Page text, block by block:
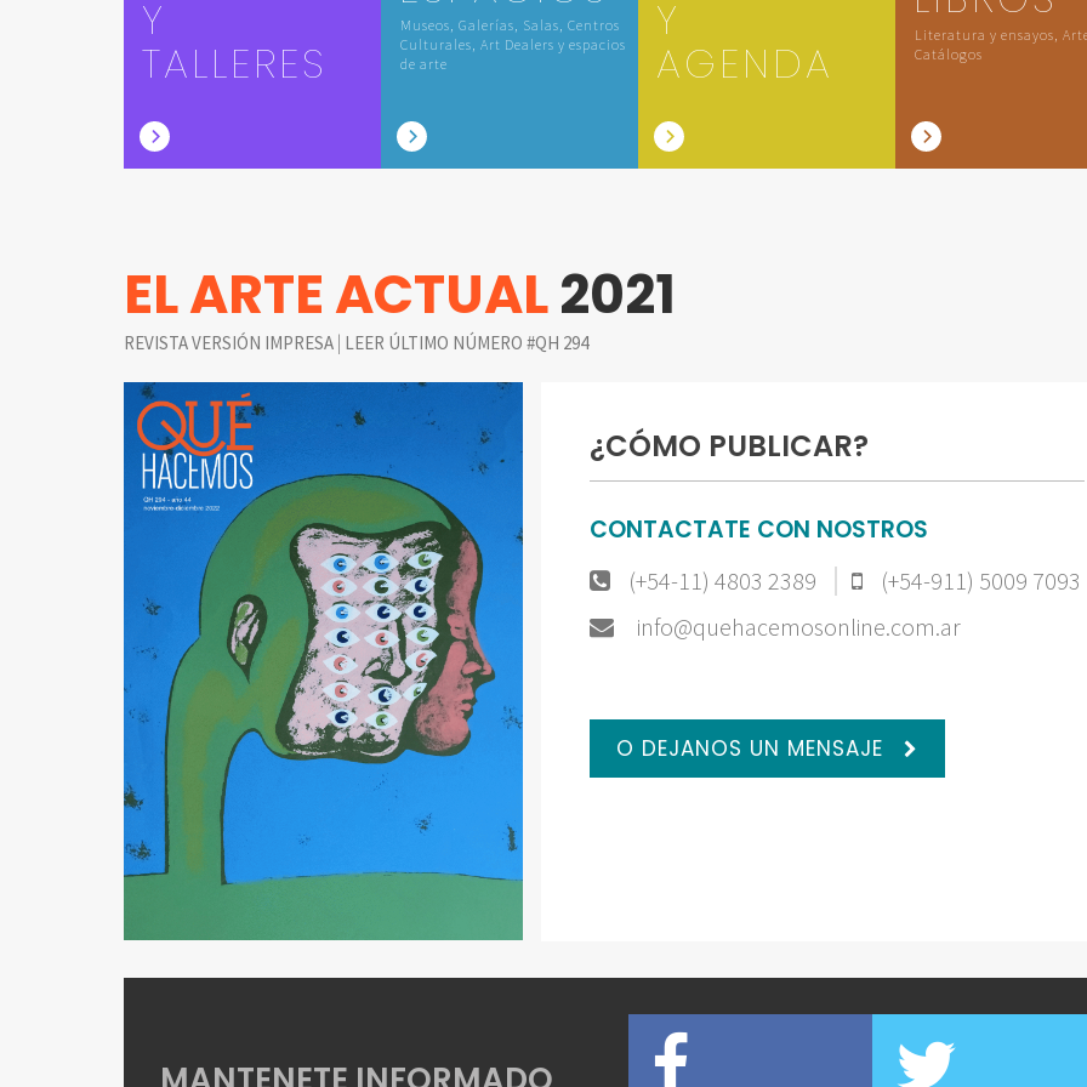
Y
TALLERES
Museos, Galerías, Salas, Centros
Culturales, Art Dealers y espacios
de arte
Y
AGENDA
Literatura y ensayos,
Catálogos
EL ARTE ACTUAL2021
REVISTA VERSIÓN IMPRESA | LEER ÚLTIMO NÚMERO #QH 294
¿CÓMO PUBLICAR?
CONTACTATE CON NOSTROS
(+54-11) 4803 2389
(+54-911) 5009 7093
info@quehacemosonline.com.ar
O DEJANOS UN MENSAJE